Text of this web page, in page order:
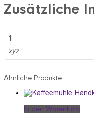
Zusätzliche
1
xyz
Ähnliche Produkte
In den Warenkorb